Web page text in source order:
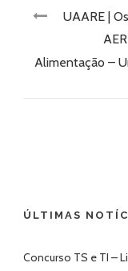
UAARE |
Alimentação –
ÚLTIMAS
Concurso TS e TI –